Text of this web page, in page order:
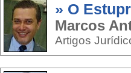
» O
Marcos
Artigos